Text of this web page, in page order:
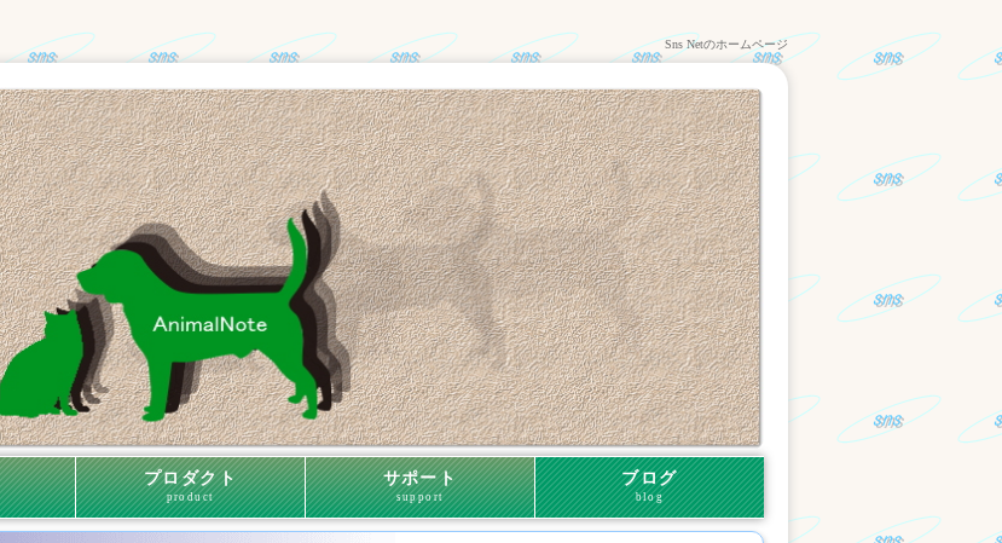
Sns Netのホームページ
プロダクト
product
サポート
support
ブログ
blog